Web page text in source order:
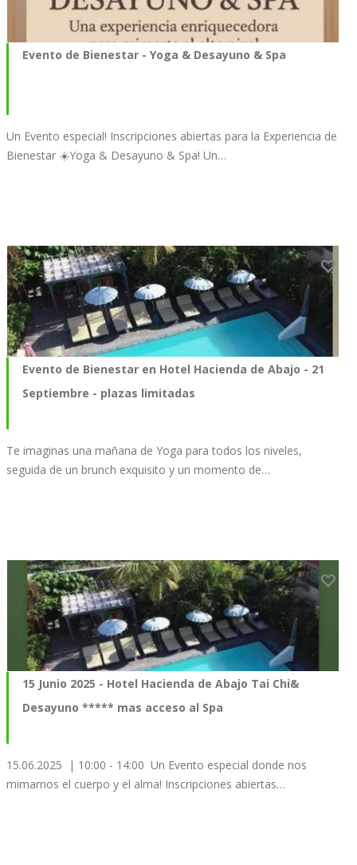
Evento de Bienestar - Yoga & Desayuno & Spa
Un Evento especial! Inscripciones abiertas para la Experiencia de
Bienestar ☀️Yoga & Desayuno & Spa! Un…
Evento de Bienestar en Hotel Hacienda de Abajo - 21
Septiembre - plazas limitadas
Te imaginas una mañana de Yoga para todos los niveles,
seguida de un brunch exquisito y un momento de…
15 Junio 2025 - Hotel Hacienda de Abajo Tai Chi&
Desayuno ***** mas acceso al Spa
15.06.2025 | 10:00 - 14:00 Un Evento especial donde nos
mimarnos el cuerpo y el alma! Inscripciones abiertas…